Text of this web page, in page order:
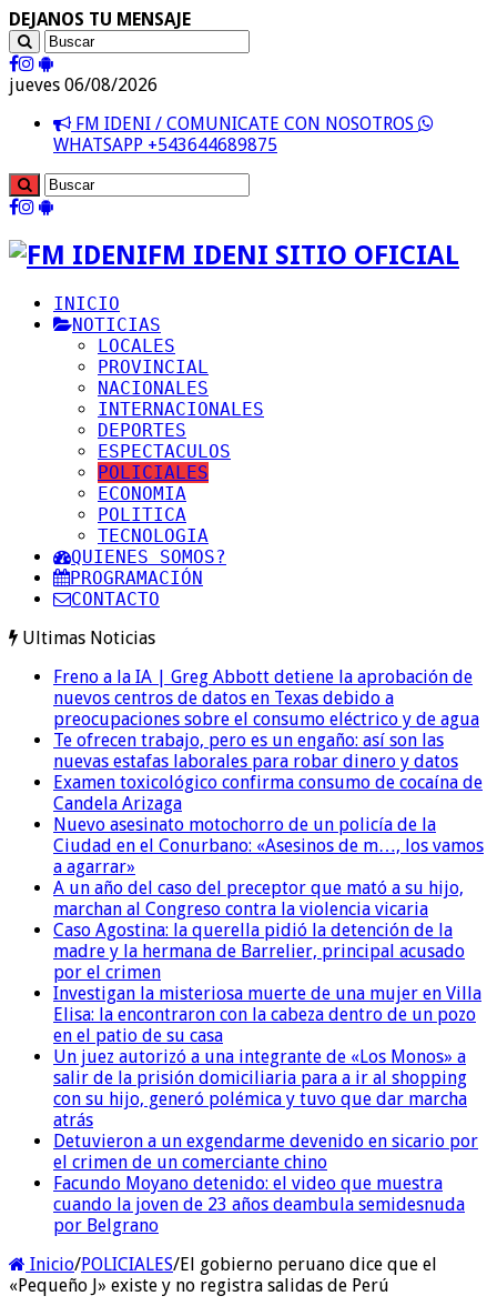
DEJANOS TU MENSAJE
jueves 06/08/2026
FM IDENI / COMUNICATE CON NOSOTROS
WHATSAPP +543644689875
FM IDENI SITIO OFICIAL
INICIO
NOTICIAS
LOCALES
PROVINCIAL
NACIONALES
INTERNACIONALES
DEPORTES
ESPECTACULOS
POLICIALES
ECONOMIA
POLITICA
TECNOLOGIA
QUIENES SOMOS?
PROGRAMACIÓN
CONTACTO
Ultimas Noticias
Freno a la IA | Greg Abbott detiene la aprobación de
nuevos centros de datos en Texas debido a
preocupaciones sobre el consumo eléctrico y de agua
Te ofrecen trabajo, pero es un engaño: así son las
nuevas estafas laborales para robar dinero y datos
Examen toxicológico confirma consumo de cocaína de
Candela Arizaga
Nuevo asesinato motochorro de un policía de la
Ciudad en el Conurbano: «Asesinos de m…, los vamos
a agarrar»
A un año del caso del preceptor que mató a su hijo,
marchan al Congreso contra la violencia vicaria
Caso Agostina: la querella pidió la detención de la
madre y la hermana de Barrelier, principal acusado
por el crimen
Investigan la misteriosa muerte de una mujer en Villa
Elisa: la encontraron con la cabeza dentro de un pozo
en el patio de su casa
Un juez autorizó a una integrante de «Los Monos» a
salir de la prisión domiciliaria para a ir al shopping
con su hijo, generó polémica y tuvo que dar marcha
atrás
Detuvieron a un exgendarme devenido en sicario por
el crimen de un comerciante chino
Facundo Moyano detenido: el video que muestra
cuando la joven de 23 años deambula semidesnuda
por Belgrano
Inicio/POLICIALES/El gobierno peruano dice que el
«Pequeño J» existe y no registra salidas de Perú